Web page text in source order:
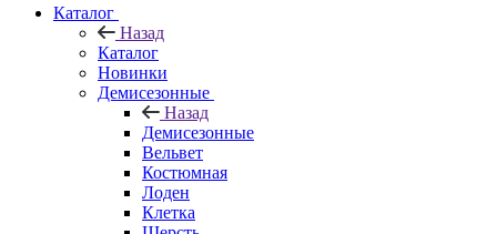
Каталог
Назад
Каталог
Новинки
Демисезонные
Назад
Демисезонные
Вельвет
Костюмная
Лоден
Клетка